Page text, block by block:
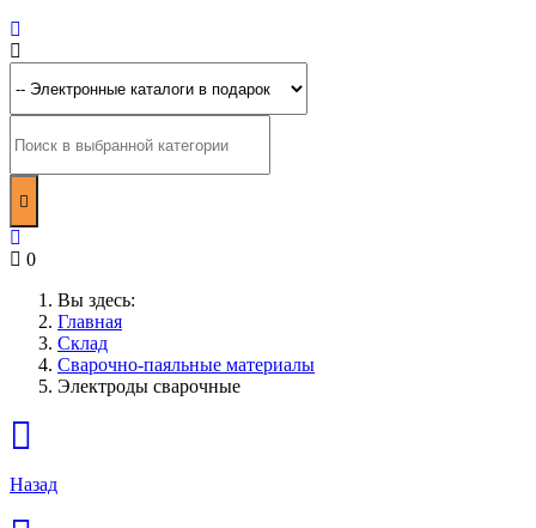
0
Вы здесь:
Главная
Склад
Сварочно-паяльные материалы
Электроды сварочные
Назад